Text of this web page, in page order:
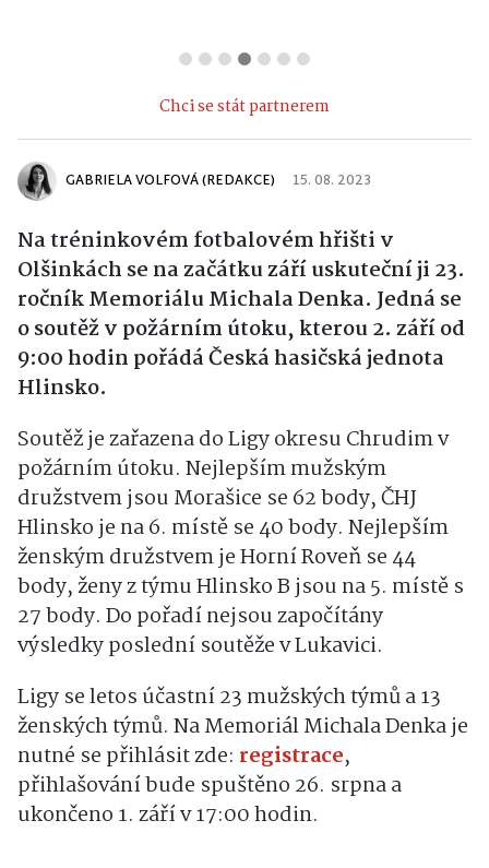
Chci se stát partnerem
GABRIELA VOLFOVÁ (REDAKCE) 15. 08. 2023
Na tréninkovém fotbalovém hřišti v
Olšinkách se na začátku září uskuteční ji 23.
ročník Memoriálu Michala Denka. Jedná se
o soutěž v požárním útoku, kterou 2. září od
9:00 hodin pořádá Česká hasičská jednota
Hlinsko.
Soutěž je zařazena do Ligy okresu Chrudim v
požárním útoku. Nejlepším mužským
družstvem jsou Morašice se 62 body, ČHJ
Hlinsko je na 6. místě se 40 body. Nejlepším
ženským družstvem je Horní Roveň se 44
body, ženy z týmu Hlinsko B jsou na 5. místě s
27 body. Do pořadí nejsou započítány
výsledky poslední soutěže v Lukavici.
Ligy se letos účastní 23 mužských týmů a 13
ženských týmů. Na Memoriál Michala Denka je
nutné se přihlásit zde: registrace,
přihlašování bude spuštěno 26. srpna a
ukončeno 1. září v 17:00 hodin.